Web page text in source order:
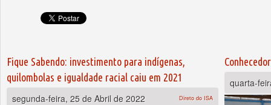
Fique Sabendo: investimento para indígenas,
quilombolas e igualdade racial caiu em 2021
segunda-feira, 25 de Abril de 2022
Direto do ISA
quarta-
Páginas